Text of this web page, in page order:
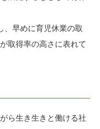
、早めに育児休業の取
取得率の高さに表れて
ら生き生きと働ける社